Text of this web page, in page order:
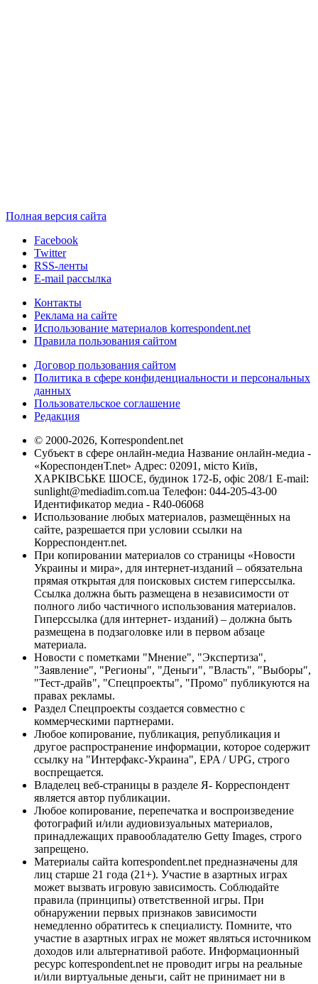
Полная версия сайта
Facebook
Twitter
RSS-ленты
E-mail рассылка
Контакты
Реклама на сайте
Использование материалов korrespondent.net
Правила пользования сайтом
Договор пользования сайтом
Политика в сфере конфиденциальности и персональных
данных
Пользовательское соглашение
Редакция
© 2000-2026, Korrespondent.net
Субъект в сфере онлайн-медиа Название онлайн-медиа -
«КореспонденТ.net» Адрес: 02091, місто Київ,
ХАРКІВСЬКЕ ШОСЕ, будинок 172-Б, офіс 208/1 E-mail:
sunlight@mediadim.com.ua Телефон: 044-205-43-00
Идентификатор медиа - R40-06068
Использование любых материалов, размещённых на
сайте, разрешается при условии ссылки на
Корреспондент.net.
При копировании материалов со страницы «Новости
Украины и мира», для интернет-изданий – обязательна
прямая открытая для поисковых систем гиперссылка.
Ссылка должна быть размещена в независимости от
полного либо частичного использования материалов.
Гиперссылка (для интернет- изданий) – должна быть
размещена в подзаголовке или в первом абзаце
материала.
Новости с пометками "Мнение", "Экспертиза",
"Заявление", "Регионы", "Деньги", "Власть", "Выборы",
"Тест-драйв", "Спецпроекты", "Промо" публикуются на
правах рекламы.
Раздел Спецпроекты создается совместно с
коммерческими партнерами.
Любое копирование, публикация, републикация и
другое распространение информации, которое содержит
ссылку на "Интерфакс-Украина", EPA / UPG, строго
воспрещается.
Владелец веб-страницы в разделе Я- Корреспондент
является автор публикации.
Любое копирование, перепечатка и воспроизведение
фотографий и/или аудиовизуальных материалов,
принадлежащих правообладателю Getty Images, строго
запрещено.
Материалы сайта korrespondent.net предназначены для
лиц старше 21 года (21+). Участие в азартных играх
может вызвать игровую зависимость. Соблюдайте
правила (принципы) ответственной игры. При
обнаружении первых признаков зависимости
немедленно обратитесь к специалисту. Помните, что
участие в азартных играх не может являться источником
доходов или альтернативой работе. Информационный
ресурс korrespondent.net не проводит игры на реальные
и/или виртуальные деньги, сайт не принимает ни в